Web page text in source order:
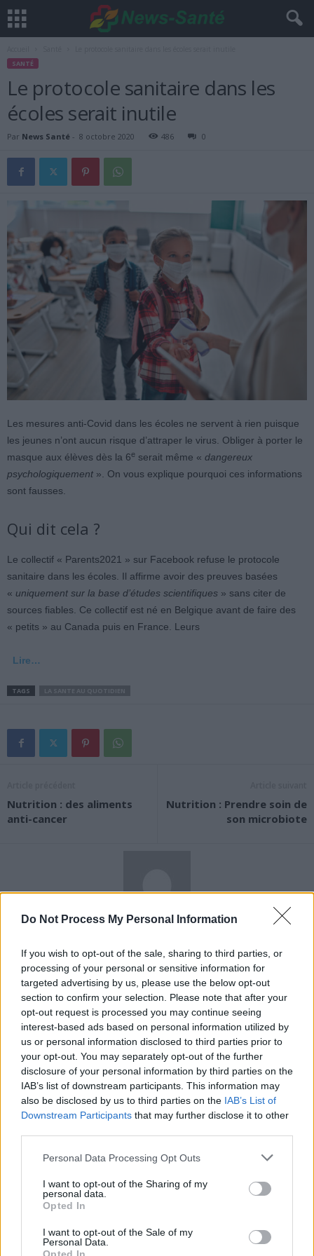
Do Not Process My Personal Information
If you wish to opt-out of the sale, sharing to third parties, or
processing of your personal or sensitive information for
targeted advertising by us, please use the below opt-out
section to confirm your selection. Please note that after your
opt-out request is processed you may continue seeing
interest-based ads based on personal information utilized by
us or personal information disclosed to third parties prior to
your opt-out. You may separately opt-out of the further
disclosure of your personal information by third parties on the
IAB’s list of downstream participants. This information may
also be disclosed by us to third parties on the IAB’s List of
Downstream Participants that may further disclose it to other
Personal Data Processing Opt Outs
I want to opt-out of the Sharing of my
personal data.
Opted In
I want to opt-out of the Sale of my
Personal Data.
SANTÉ
Le protocole sanitaire dans les
écoles serait inutile
Par News Santé - 8 octobre 2020 486 0
Les mesures anti-Covid dans les écoles ne servent à rien puisque
les jeunes n’ont aucun risque d’attraper le virus. Obliger à porter le
masque aux élèves dès la 6e serait même « dangereux
psychologiquement ». On vous explique pourquoi ces informations
sont fausses.
Qui dit cela ?
Le collectif « Parents2021 » sur Facebook refuse le protocole
sanitaire dans les écoles. Il affirme avoir des preuves basées
« uniquement sur la base d’études scientifiques » sans citer de
sources fiables. Ce collectif est né en Belgique avant de faire des
« petits » au Canada puis en France. Leurs
Lire…
TAGS
Nutrition : des aliments
anti-cancer
Nutrition : Prendre soin de
son microbiote
https://news-sante.fr
ARTICLES CONNEXES PLUS DE L'AUTEUR
Santé
Canicule : les conseils
essentiels des
cardiologues pour
éviter le danger
Santé
Éclipse du 12 août :
attention à la pénurie de
lunettes de sécurité
Santé
Un chewing-gum
révolutionnaire pour
combattre le cancer
buccal
Populaires
Médicament retiré en urgence pour risques graves et données falsifiées